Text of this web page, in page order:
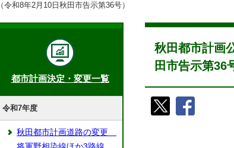
（令和8年2月10日秋田市告示第36号）
秋田都市計画
田市告示第36
都市計画決定・変更一覧
令和7年度
秋田都市計画道路の変更